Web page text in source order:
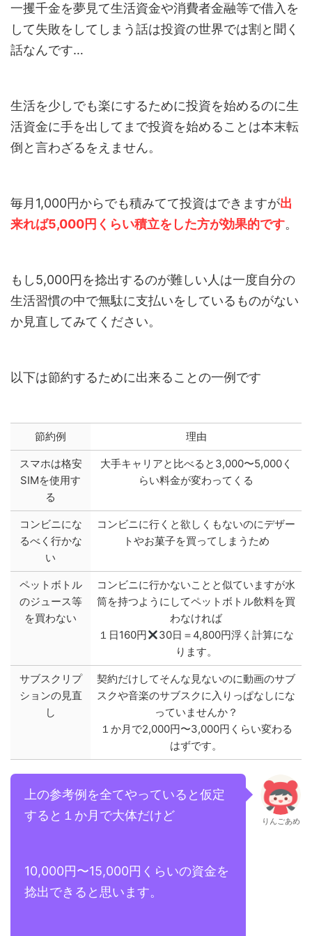
一攫千金を夢見て生活資金や消費者金融等で借入を
して失敗をしてしまう話は投資の世界では割と聞く
話なんです…
生活を少しでも楽にするために投資を始めるのに生
活資金に手を出してまで投資を始めることは本末転
倒と言わざるをえません。
毎月1,000円からでも積みてて投資はできますが出
来れば5,000円くらい積立をした方が効果的です。
もし5,000円を捻出するのが難しい人は一度自分の
生活習慣の中で無駄に支払いをしているものがない
か見直してみてください。
以下は節約するために出来ることの一例です
節約例 理由
スマホは格安
SIMを使用す
る
大手キャリアと比べると3,000〜5,000く
らい料金が変わってくる
コンビニにな
るべく行かな
い
コンビニに行くと欲しくもないのにデザー
トやお菓子を買ってしまうため
ペットボトル
のジュース等
を買わない
コンビニに行かないことと似ていますが水
筒を持つようにしてペットボトル飲料を買
わなければ
１日160円
30日＝4,800円浮く計算にな
ります。
サブスクリプ
ションの見直
し
契約だけしてそんな見ないのに動画のサブ
スクや音楽のサブスクに入りっぱなしにな
っていませんか？
１か月で2,000円〜3,000円くらい変わる
はずです。
上の参考例を全てやっていると仮定
すると１か月で大体だけど
10,000円〜15,000円くらいの資金を
捻出できると思います。
りんごあめ